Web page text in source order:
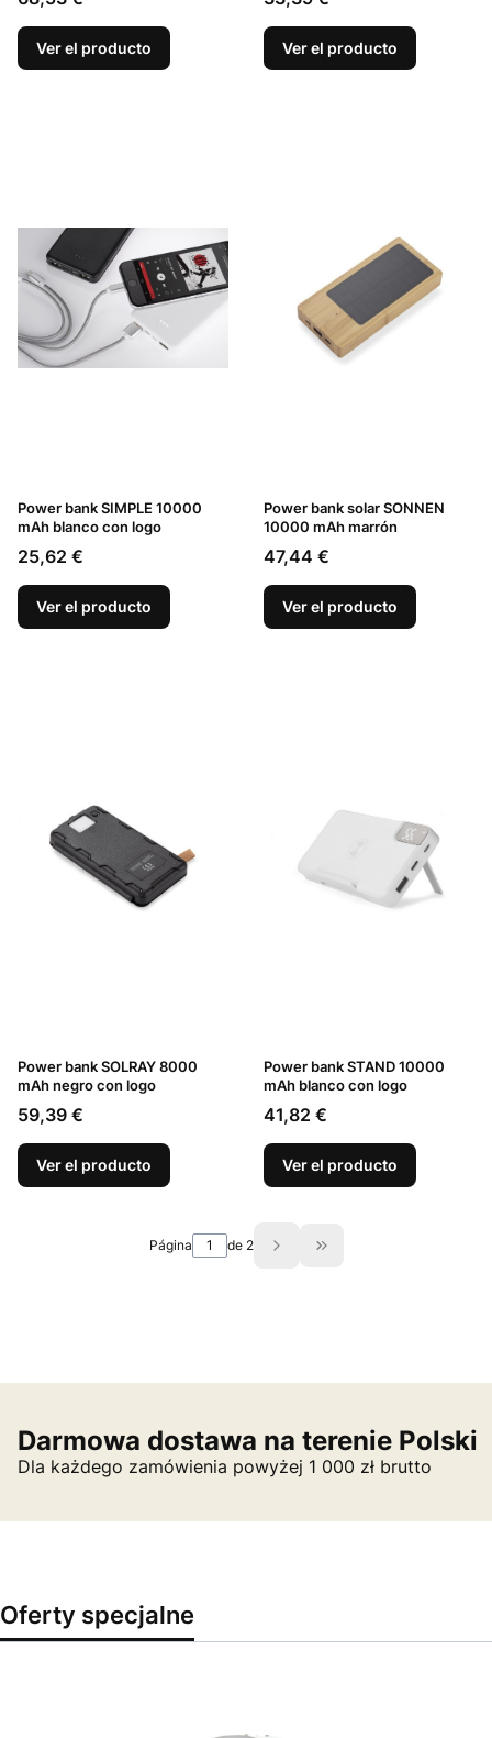
Ver el producto Ver el producto
Power bank SIMPLE 10000
mAh blanco con logo
Precio
25,62 €
Ver el producto
Power bank solar SONNEN
10000 mAh marrón
Precio
47,44 €
Ver el producto
Power bank SOLRAY 8000
mAh negro con logo
Precio
59,39 €
Ver el producto
Power bank STAND 10000
mAh blanco con logo
Precio
41,82 €
Ver el producto
Página de 2 Ir a la última página
Darmowa dostawa na terenie Polski
Dla każdego zamówienia powyżej 1 000 zł brutto
Oferty specjalne